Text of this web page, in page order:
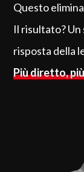
Questo
Il risultato?
risposta della
Più diretto,